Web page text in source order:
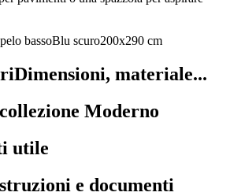
bassoBlu scuro200x290 cm
Dimensioni, materiale...
Moderno
utile
e documenti